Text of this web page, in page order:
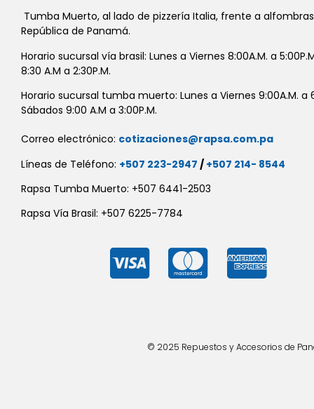
Tumba Muerto, al lado de pizzería Italia, frente a
República de Panamá.
Horario sucursal vía brasil: Lunes a Viernes 8:00A.M. a
8:30 A.M a 2:30P.M.
Horario sucursal tumba muerto: Lunes a Viernes 9:00A.M. a
Sábados 9:00 A.M a 3:00P.M.
Correo electrónico: cotizaciones@rapsa.com.pa
Líneas de Teléfono: +507 223-2947 / +507 214- 8544
Rapsa Tumba Muerto: +507 6441-2503
Rapsa Vía Brasil: +507 6225-7784
© 2025 Repuestos y Accesorios de